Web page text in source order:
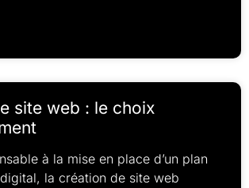
site web : le choix
à la mise en place d’un plan
la création de site web